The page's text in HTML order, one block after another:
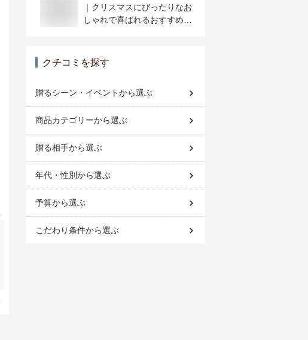
｜クリスマスにぴったりなお
しゃれで喜ばれるおすすめを
クチコミを探す
贈るシーン・イベントから選ぶ
商品カテゴリーから選ぶ
贈る相手から選ぶ
年代・性別から選ぶ
予算から選ぶ
こだわり条件から選ぶ